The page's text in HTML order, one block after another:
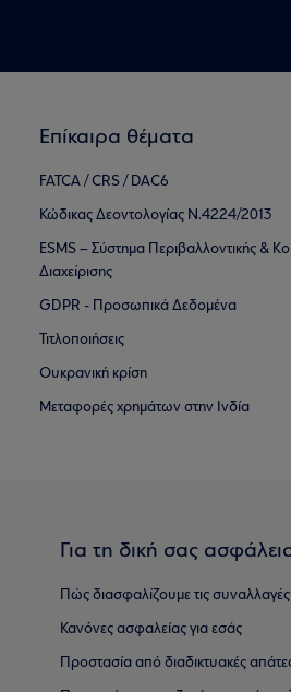
Επίκαιρα θέματα
FATCA / CRS / DAC6
Κώδικας Δεοντολογίας Ν.4224/2013
ESMS – Σύστημα Περιβαλλοντικής &
Διαχείρισης
GDPR - Προσωπικά Δεδομένα
Τιτλοποιήσεις
Ουκρανική κρίση
Μεταφορές χρημάτων στην Ινδία
Για τη δική σας
Πώς διασφαλίζουμε τις
Κανόνες ασφαλείας για εσάς
Προστασία από διαδικτυακές